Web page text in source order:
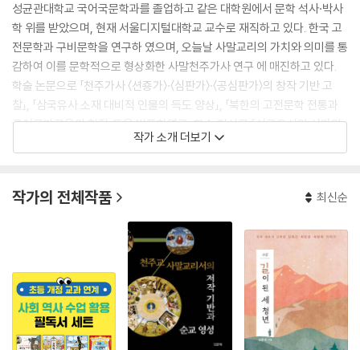
성균관대학교 국어국문학과를 졸업하고 같은 대학원에서 문학 석사·박사
학 위를 받았으며, 현재 서울디지털대학교 교수로 재직하고 있다. 한국 고
전문학과 구비문학을 연구하 였으며, 오늘날 사말교리의 가치와 의미를 통
감하여 이를 문학적으로 형상화한 사말천주가사 연구 에 매진하고 있다.
학술 논문으로 「천주가사 〈션죵가〉·〈심판가〉·〈공심판가〉의 창작 기반 고
찰」, 「삼국유사 소재 대비적 인물의 득도 양상」, 「북한의 고전문학 전통과
국어교과교육의 현장」등을 발표하였고, 학술 저서로 『삼국유사의 시가와
서사문맥 연구』, 『삼국유사 인문학 즐기기』, 『되새겨보는 우리 건국신화』,
생 이야기』와 정은(鄭?, 바오로) 순교자 이야기를 다룬 『단내』 등을 썼다.
작가 소개 더보기
작가의 전체작품 최신순